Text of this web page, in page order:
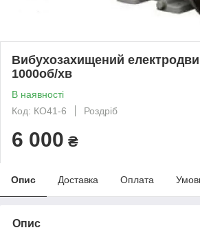
Вибухозахищений
1000об/хв
В наявності
Код: КО41-6
Роздріб
6 000 ₴
Опис Доставка Оплата
Опис